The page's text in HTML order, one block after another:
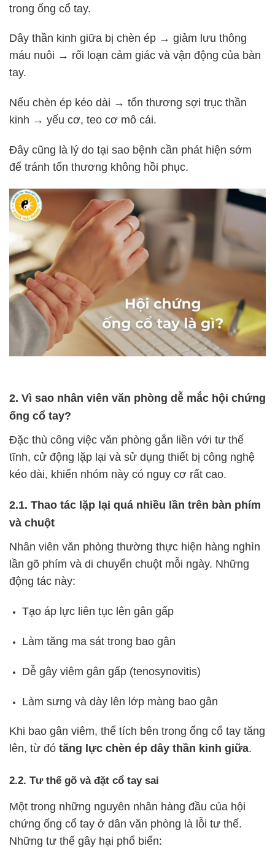
trong ống cổ tay.
Dây thần kinh giữa bị chèn ép → giảm lưu thông
máu nuôi → rối loạn cảm giác và vận động của bàn
tay.
Nếu chèn ép kéo dài → tổn thương sợi trục thần
kinh → yếu cơ, teo cơ mô cái.
Đây cũng là lý do tại sao bệnh cần phát hiện sớm
để tránh tổn thương không hồi phục.
2. Vì sao nhân viên văn phòng dễ mắc hội chứng
ống cổ tay?
Đặc thù công việc văn phòng gắn liền với tư thế
tĩnh, cử động lặp lại và sử dụng thiết bị công nghệ
kéo dài, khiến nhóm này có nguy cơ rất cao.
2.1. Thao tác lặp lại quá nhiều lần trên bàn phím
và chuột
Nhân viên văn phòng thường thực hiện hàng nghìn
lần gõ phím và di chuyển chuột mỗi ngày. Những
động tác này:
Tạo áp lực liên tục lên gân gấp
Làm tăng ma sát trong bao gân
Dễ gây viêm gân gấp (tenosynovitis)
Làm sưng và dày lên lớp màng bao gân
Khi bao gân viêm, thể tích bên trong ống cổ tay tăng
lên, từ đó tăng lực chèn ép dây thần kinh giữa.
2.2. Tư thế gõ và đặt cổ tay sai
Một trong những nguyên nhân hàng đầu của hội
chứng ống cổ tay ở dân văn phòng là lỗi tư thế.
Những tư thế gây hại phổ biến: